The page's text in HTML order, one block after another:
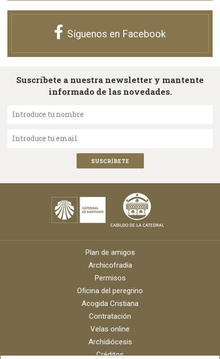
Síguenos en Facebook
Suscríbete a nuestra newsletter y mantente
informado de las novedades.
Introduce tu nombre
Introduce tu email
Plan de amigos
Archicofradía
Permisos
Oficina del peregrino
Acogida Cristiana
Contratación
Velas online
Archidiócesis
Créditos